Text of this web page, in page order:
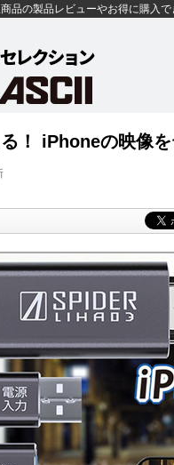
品の製品レビューやお得に購入
！ iPhoneの映像